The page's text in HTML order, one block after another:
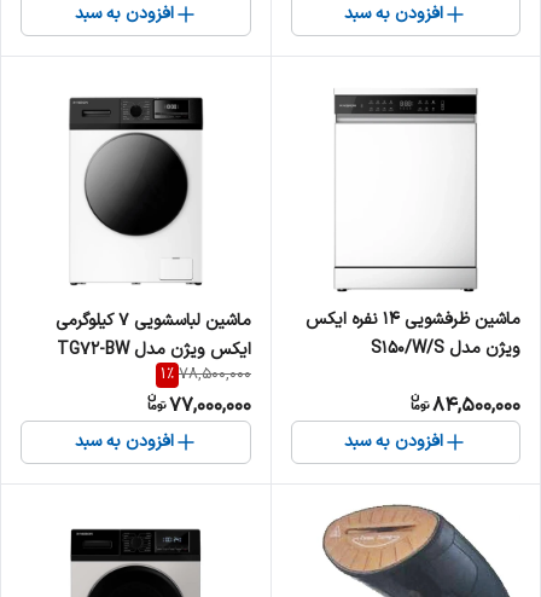
افزودن به سبد افزودن به سبد
ماشین ظرفشویی 14 نفره ایکس
ویژن مدل S150/W/S
84,500,000
افزودن به سبد
ماشین لباسشویی 7 کیلوگرمی
ایکس ویژن مدل TG72-BW
78,500,000
1%
77,000,000
افزودن به سبد